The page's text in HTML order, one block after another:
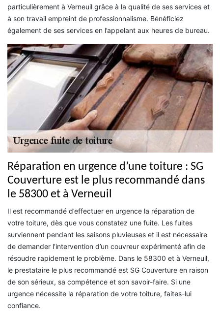
particulièrement à Verneuil grâce à la qualité de ses services et
à son travail empreint de professionnalisme. Bénéficiez
également de ses services en l’appelant aux heures de bureau.
Réparation en urgence d’une toiture : SG
Couverture est le plus recommandé dans
le 58300 et à Verneuil
Il est recommandé d’effectuer en urgence la réparation de
votre toiture, dès que vous constatez une fuite. Les fuites
surviennent pendant les saisons pluvieuses et il est nécessaire
de demander l’intervention d’un couvreur expérimenté afin de
résoudre rapidement le problème. Dans le 58300 et à Verneuil,
le prestataire le plus recommandé est SG Couverture en raison
de son sérieux, sa compétence et son savoir-faire. Si une
urgence nécessite la réparation de votre toiture, faites-lui
confiance.